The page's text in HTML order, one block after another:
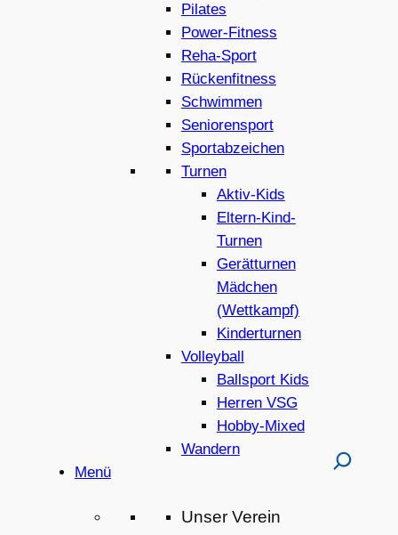
Pilates
Power-Fitness
Reha-Sport
Rückenfitness
Schwimmen
Seniorensport
Sportabzeichen
Turnen
Aktiv-Kids
Eltern-Kind-
Turnen
Gerätturnen
Mädchen
(Wettkampf)
Kinderturnen
Volleyball
Ballsport Kids
Herren VSG
Hobby-Mixed
Wandern
Menü
Unser Verein